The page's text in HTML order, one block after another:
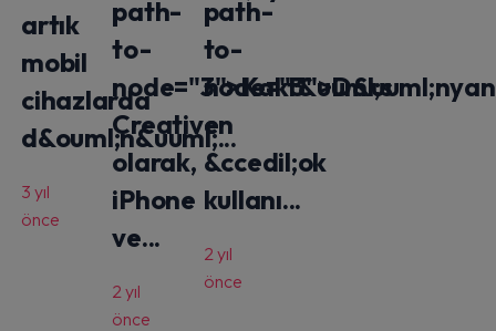
artık
mobil
cihazlarda
d&ouml;n&uuml;...
3 yıl
önce
path-
to-
node="3">Kakt&uuml;s
Creative
olarak,
iPhone
ve...
2 yıl
önce
path-
to-
en
&ccedil;ok
kullanı...
2 yıl
önce